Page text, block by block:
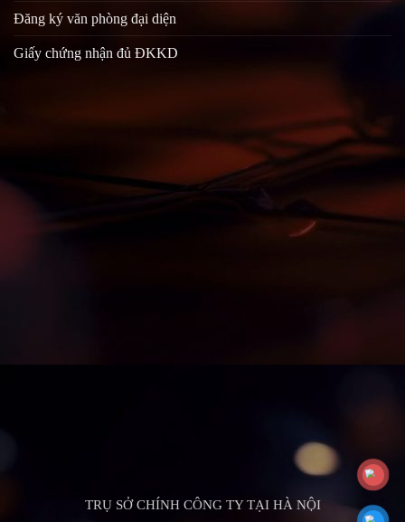
Đăng ký văn phòng đại diện
Giấy chứng nhận đủ ĐKKD
TRỤ SỞ CHÍNH CÔNG TY TẠI HÀ NỘI